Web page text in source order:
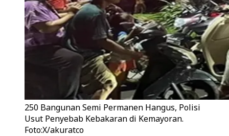
250 Bangunan Semi Permanen Hangus, Polisi
Usut Penyebab Kebakaran di Kemayoran.
Foto:X/akuratco